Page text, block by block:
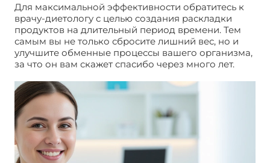
Для максимальной эффективности обратитесь к
врачу-диетологу с целью создания раскладки
продуктов на длительный период времени. Тем
самым вы не только сбросите лишний вес, но и
улучшите обменные процессы вашего организма,
за что он вам скажет спасибо через много лет.